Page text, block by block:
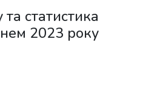
статистика
2023 року